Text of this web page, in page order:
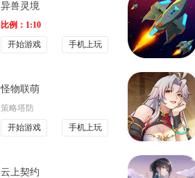
异兽灵境
比例：1:10
开始游戏
手机上玩
怪物联萌
策略塔防
开始游戏
手机上玩
云上契约